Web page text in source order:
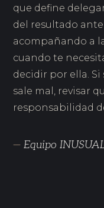
que define
del resultado
acompañando a
cuando te
decidir por ella. Si
sale mal, revisar
responsabilidad
— Equipo